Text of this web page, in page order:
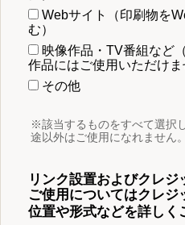
Webサイト（印刷物を
む）
映像作品・TV番組など
作品にはご使用いただけま
その他
※該当するものをすべて選択
途以外はご使用になれません。
リンク設置およびクレ
ご使用についてはクレ
位置や形式などを詳しく